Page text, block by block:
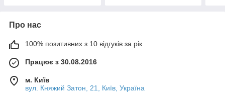
Про нас
100% позитивних з 10 відгуків за рік
Працює з 30.08.2016
м. Київ
вул. Княжий Затон, 21, Київ, Україна